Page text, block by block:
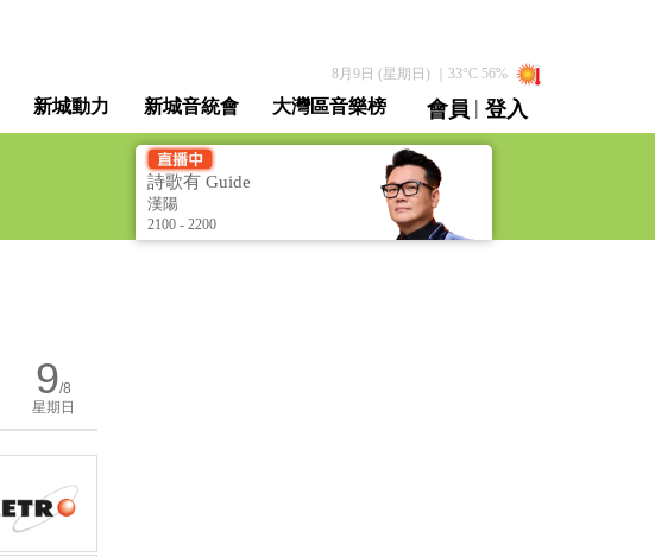
8月9日 (星期日)｜ 33°C 56%
新城動力 新城音統會 大灣區音樂榜 會員 | 登入
直播 / 重溫
詩歌有 Guide
[Christian Hymns]
漢陽
2100 - 2200
9/8
星期日